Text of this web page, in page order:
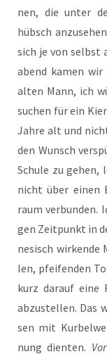
nen, die unter
hübsch
sich je von selbst
abend kamen
alten Mann, ich
suchen für ein
Jah­re alt und
den Wunsch
Schu­le zu
nicht über einen
raum ver­bun­den.
gen Zeit­punkt in
ne­sisch
len, pfei­fen­den
kurz dar­auf eine
abzu­stel­len. Das
sen mit
nung dien­ten.